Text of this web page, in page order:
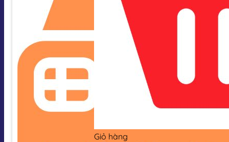
Giỏ hàng